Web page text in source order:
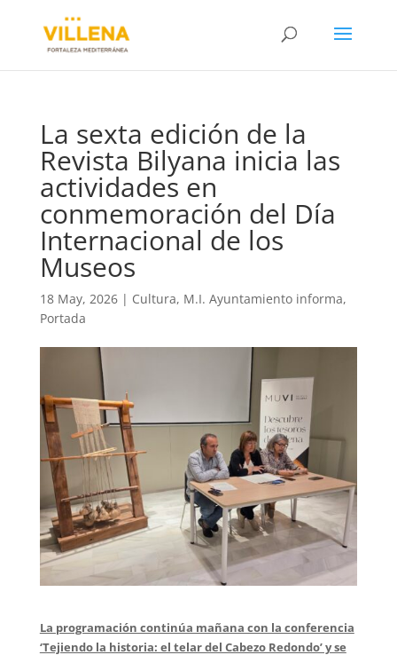
La sexta edición de la
Revista Bilyana inicia las
actividades en
conmemoración del Día
Internacional de los
Museos
18 May, 2026| Cultura, M.I. Ayuntamiento informa,
Portada
La programación continúa mañana con la conferencia
‘Tejiendo la historia: el telar del Cabezo Redondo’ y se